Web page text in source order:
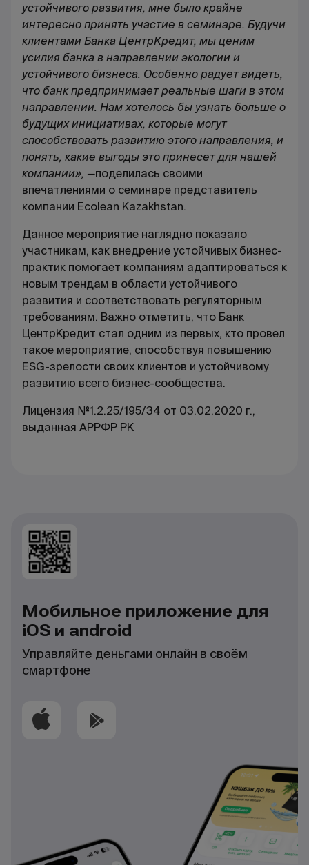
устойчивого развития, мне было крайне
интересно принять участие в семинаре. Будучи
клиентами Банка ЦентрКредит, мы ценим
усилия банка в направлении экологии и
устойчивого бизнеса. Особенно радует видеть,
что банк предпринимает реальные шаги в этом
направлении. Нам хотелось бы узнать больше о
будущих инициативах, которые могут
способствовать развитию этого направления, и
понять, какие выгоды это принесет для нашей
компании», —поделилась своими
впечатлениями о семинаре представитель
компании Ecolean Kazakhstan.
Данное мероприятие наглядно показало
участникам, как внедрение устойчивых бизнес-
практик помогает компаниям адаптироваться к
новым трендам в области устойчивого
развития и соответствовать регуляторным
требованиям. Важно отметить, что Банк
ЦентрКредит стал одним из первых, кто провел
такое мероприятие, способствуя повышению
ESG-зрелости своих клиентов и устойчивому
развитию всего бизнес-сообщества.
Лицензия №1.2.25/195/34 от 03.02.2020 г.,
выданная АРРФР РК
Мобильное приложение для
iOS и android
Управляйте деньгами онлайн в своём
смартфоне